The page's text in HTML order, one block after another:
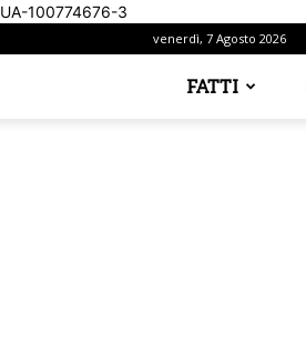
UA-100774676-3
venerdì, 7 Agosto 2026
FATTI